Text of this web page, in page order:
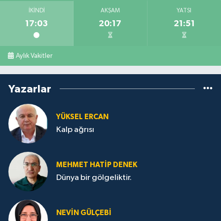
İKINDI
17:03
AKŞAM
20:17
YATSI
21:51
Aylık Vakitler
Yazarlar
YÜKSEL ERCAN
Kalp ağrısı
MEHMET HATİP DENEK
Dünya bir gölgeliktir.
NEVİN GÜLÇEBİ